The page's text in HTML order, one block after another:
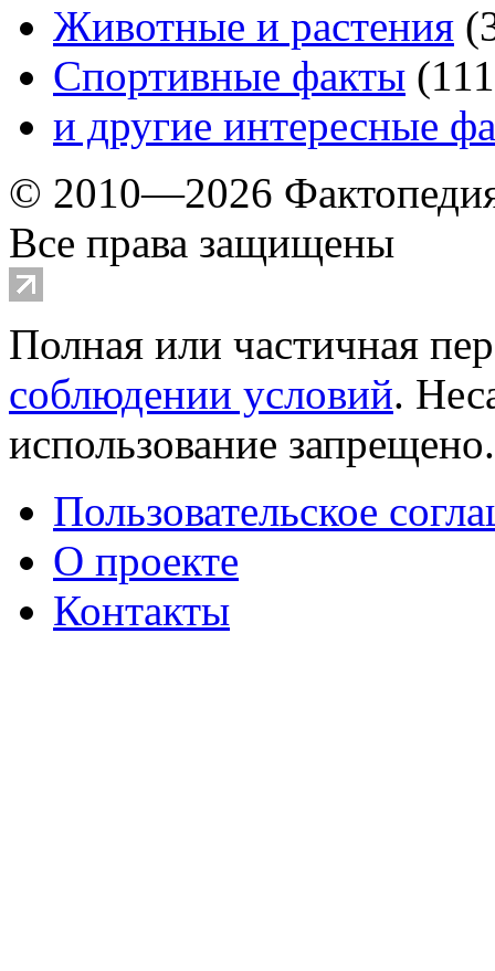
Животные и растения (
Спортивные факты (111
и другие интересные
© 2010—2026
Все права защищены
Полная или частичная
соблюдении условий.
использование
Пользовательское
О проекте
Контакты